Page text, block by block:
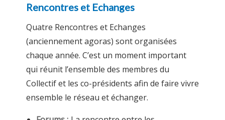
Rencontres et Echanges
Quatre Rencontres et Echanges
(anciennement agoras) sont organisées
chaque année. C’est un moment important
qui réunit l’ensemble des membres du
Collectif et les co-présidents afin de faire vivre
ensemble le réseau et échanger.